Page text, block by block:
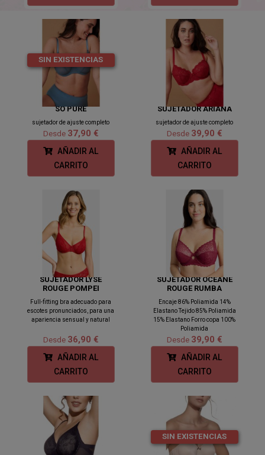
SIN EXISTENCIAS
SO PURE
sujetador de ajuste completo
Desde 37,90 €
AÑADIR AL
CARRITO
SUJETADOR ARIANA
sujetador de ajuste completo
Desde 39,90 €
AÑADIR AL
CARRITO
SUJETADOR LYSE
ROUGE POMPEI
Full-fitting bra adecuado para
escotes pronunciados, para una
apariencia sensual y natural
Desde 36,90 €
AÑADIR AL
CARRITO
SUJETADOR OCÉANE
ROUGE RUMBA
Encaje 86% Poliamida 14%
Elastano Tejido 85% Poliamida
15% Elastano Forro copa 100%
Poliamida
Desde 39,90 €
AÑADIR AL
CARRITO
SIN EXISTENCIAS